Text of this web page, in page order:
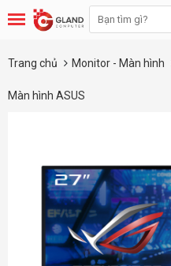
Trang chủ Monitor - Màn hình
Màn hình ASUS